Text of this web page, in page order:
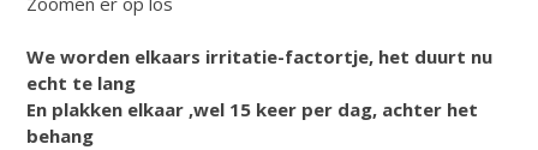
We worden elkaars irritatie-factortje, het duurt nu
echt te lang
En plakken elkaar ,wel 15 keer per dag, achter het
behang